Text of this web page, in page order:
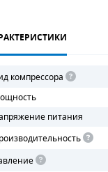
компрессора
питания